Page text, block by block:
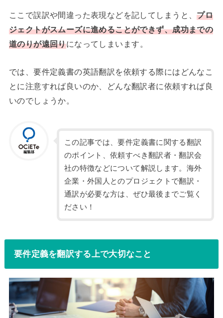
ここで誤訳や間違った表現などを記してしまうと、プロ
ジェクトがスムーズに進めることができず、成功までの
道のりが遠回りになってしまいます。
では、要件定義書の英語翻訳を依頼する際にはどんなこ
とに注意すれば良いのか、どんな翻訳者に依頼すれば良
いのでしょうか。
この記事では、要件定義書に関する翻訳
のポイント、依頼すべき翻訳者・翻訳会
社の特徴などについて解説します。海外
企業・外国人とのプロジェクトで翻訳・
通訳が必要な方は、ぜひ最後までご覧く
ださい！
要件定義を翻訳する上で大切なこと